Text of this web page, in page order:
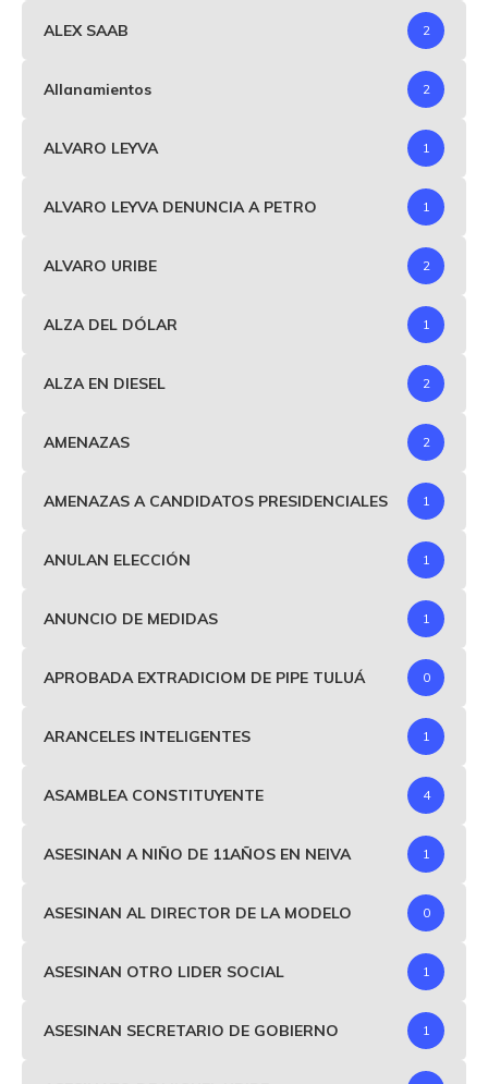
ALEX SAAB 2
Allanamientos 2
ALVARO LEYVA 1
ALVARO LEYVA DENUNCIA A PETRO 1
ALVARO URIBE 2
ALZA DEL DÓLAR 1
ALZA EN DIESEL 2
AMENAZAS 2
AMENAZAS A CANDIDATOS PRESIDENCIALES 1
ANULAN ELECCIÓN 1
ANUNCIO DE MEDIDAS 1
APROBADA EXTRADICIOM DE PIPE TULUÁ 0
ARANCELES INTELIGENTES 1
ASAMBLEA CONSTITUYENTE 4
ASESINAN A NIÑO DE 11AÑOS EN NEIVA 1
ASESINAN AL DIRECTOR DE LA MODELO 0
ASESINAN OTRO LIDER SOCIAL 1
ASESINAN SECRETARIO DE GOBIERNO 1